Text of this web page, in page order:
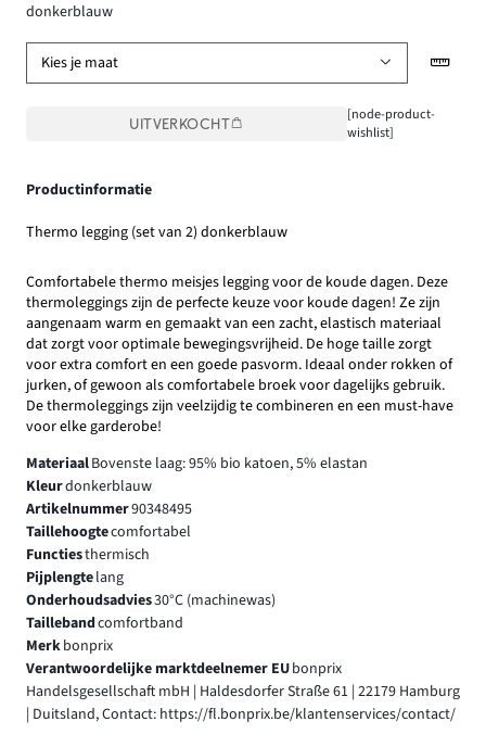
donkerblauw
Kies je maat
UITVERKOCHT
[node-product-
wishlist]
Productinformatie
Thermo legging (set van 2) donkerblauw
Comfortabele thermo meisjes legging voor de koude dagen. Deze
thermoleggings zijn de perfecte keuze voor koude dagen! Ze zijn
aangenaam warm en gemaakt van een zacht, elastisch materiaal
dat zorgt voor optimale bewegingsvrijheid. De hoge taille zorgt
voor extra comfort en een goede pasvorm. Ideaal onder rokken of
jurken, of gewoon als comfortabele broek voor dagelijks gebruik.
De thermoleggings zijn veelzijdig te combineren en een must-have
voor elke garderobe!
MateriaalBovenste laag: 95% bio katoen, 5% elastan
Kleurdonkerblauw
Artikelnummer90348495
Taillehoogtecomfortabel
Functiesthermisch
Pijplengtelang
Onderhoudsadvies30°C (machinewas)
Taillebandcomfortband
Merkbonprix
Verantwoordelijke marktdeelnemer EUbonprix
Handelsgesellschaft mbH | Haldesdorfer Straße 61 | 22179 Hamburg
| Duitsland, Contact: https://fl.bonprix.be/klantenservices/contact/